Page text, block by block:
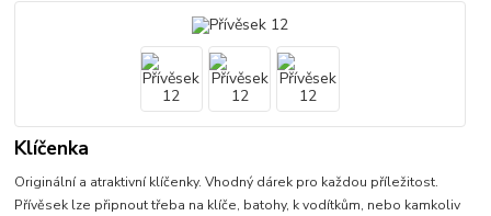
Klíčenka
Originální a atraktivní klíčenky. Vhodný dárek pro každou příležitost.
Přívěsek lze připnout třeba na klíče, batohy, k vodítkům, nebo kamkoliv